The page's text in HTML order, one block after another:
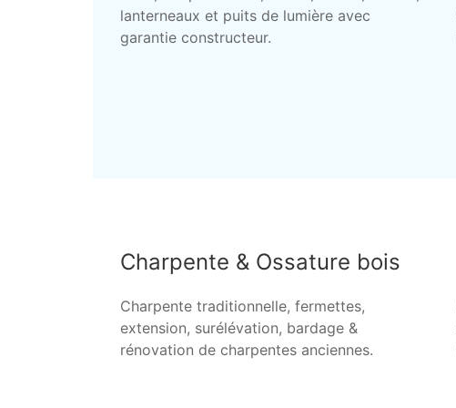
lanterneaux et puits de lumière avec
garantie constructeur.
Charpente & Ossature bois
Charpente traditionnelle, fermettes,
extension, surélévation, bardage &
rénovation de charpentes anciennes.